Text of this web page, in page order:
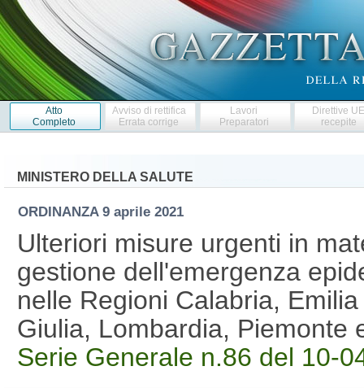
Atto
Completo
Avviso di rettifica
Errata corrige
Lavori
Preparatori
Direttive
recepite
MINISTERO DELLA SALUTE
ORDINANZA 9 aprile 2021
Ulteriori misure urgenti in
gestione dell'emergenza
nelle Regioni Calabria,
Giulia, Lombardia, Piemonte
Serie Generale n.86 del 10-